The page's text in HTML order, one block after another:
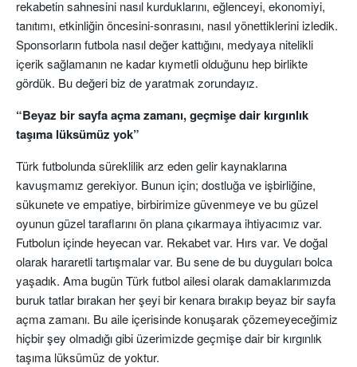
rekabetin sahnesini nasıl kurduklarını, eğlenceyi, ekonomiyi,
tanıtımı, etkinliğin öncesini-sonrasını, nasıl yönettiklerini izledik.
Sponsorların futbola nasıl değer kattığını, medyaya nitelikli
içerik sağlamanın ne kadar kıymetli olduğunu hep birlikte
gördük. Bu değeri biz de yaratmak zorundayız.
“Beyaz bir sayfa açma zamanı, geçmişe dair kırgınlık
taşıma lüksümüz yok”
Türk futbolunda süreklilik arz eden gelir kaynaklarına
kavuşmamız gerekiyor. Bunun için; dostluğa ve işbirliğine,
sükunete ve empatiye, birbirimize güvenmeye ve bu güzel
oyunun güzel taraflarını ön plana çıkarmaya ihtiyacımız var.
Futbolun içinde heyecan var. Rekabet var. Hırs var. Ve doğal
olarak hararetli tartışmalar var. Bu sene de bu duyguları bolca
yaşadık. Ama bugün Türk futbol ailesi olarak damaklarımızda
buruk tatlar bırakan her şeyi bir kenara bırakıp beyaz bir sayfa
açma zamanı. Bu aile içerisinde konuşarak çözemeyeceğimiz
hiçbir şey olmadığı gibi üzerimizde geçmişe dair bir kırgınlık
taşıma lüksümüz de yoktur.